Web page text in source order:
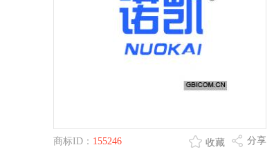
商标ID： 155246 分享
收藏